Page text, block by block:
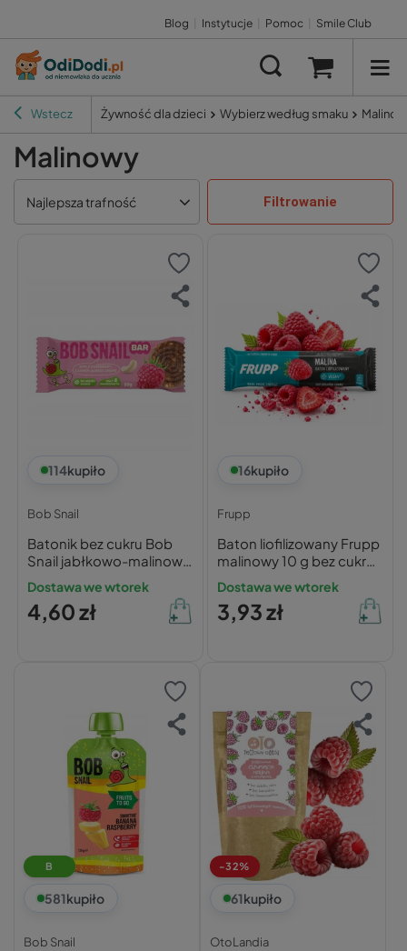
Blog Instytucje Pomoc Smile Club
Wstecz Żywność dla dzieci Wybierz według smaku
Malinowy
Najlepsza trafność Filtrowanie
114kupiło
Bob Snail
Batonik bez cukru Bob
Snail jabłkowo-malinowy
35g
Dostawa we wtorek
4,60 zł
16kupiło
Frupp
Baton liofilizowany Frupp
malinowy 10 g bez cukru
bez glutenu
Dostawa we wtorek
3,93 zł
B
581kupiło
Bob Snail
-32%
61kupiło
OtoLandia